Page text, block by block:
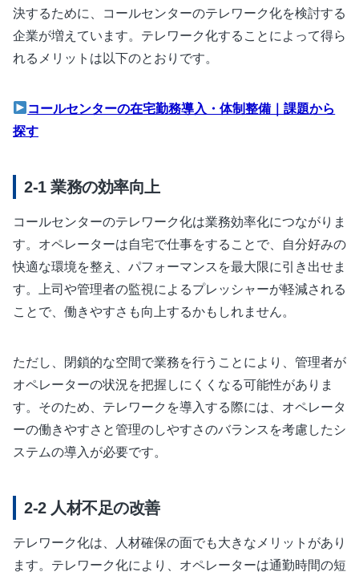
決するために、コールセンターのテレワーク化を検討する
企業が増えています。テレワーク化することによって得ら
れるメリットは以下のとおりです。
コールセンターの在宅勤務導入・体制整備｜課題から
探す
業務の効率向上
コールセンターのテレワーク化は業務効率化につながりま
す。オペレーターは自宅で仕事をすることで、自分好みの
快適な環境を整え、パフォーマンスを最大限に引き出せま
す。上司や管理者の監視によるプレッシャーが軽減される
ことで、働きやすさも向上するかもしれません。
ただし、閉鎖的な空間で業務を行うことにより、管理者が
オペレーターの状況を把握しにくくなる可能性がありま
す。そのため、テレワークを導入する際には、オペレータ
ーの働きやすさと管理のしやすさのバランスを考慮したシ
ステムの導入が必要です。
人材不足の改善
テレワーク化は、人材確保の面でも大きなメリットがあり
ます。テレワーク化により、オペレーターは通勤時間の短